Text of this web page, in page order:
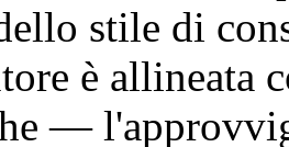
stile di
è allineata
—